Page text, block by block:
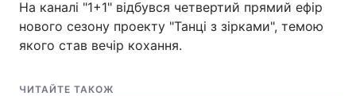
На каналі "1+1" відбувся четвертий прямий ефір
нового сезону проекту "Танці з зірками", темою
якого став вечір кохання.
ЧИТАЙТЕ ТАКОЖ